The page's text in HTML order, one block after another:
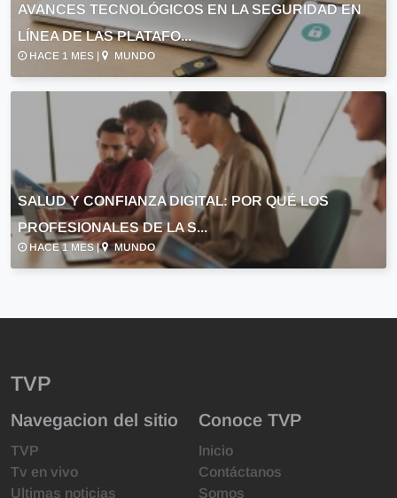
AVANCES TECNOLÓGICOS EN LA SEGURIDAD EN
LÍNEA DE LAS PLATAFO...
HACE 1 MES | MUNDO
SALUD Y CONFIANZA DIGITAL: POR QUÉ LOS
PROFESIONALES DE LA S...
HACE 1 MES | MUNDO
TVP
Navegacion del sitio
TVP
Tv en vivo
Ultimas noticias
Conoce TVP
Inicio
Contáctanos
Somos